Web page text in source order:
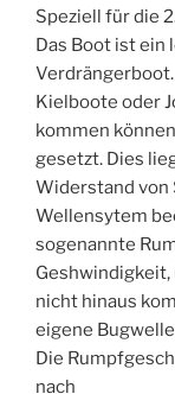
Speziell für die
Das Boot ist ein
Kielboote oder
kommen
gesetzt. Dies
Widerstand von
Wellensytem
sogenannte
nicht hinaus
eigene
Die
nach